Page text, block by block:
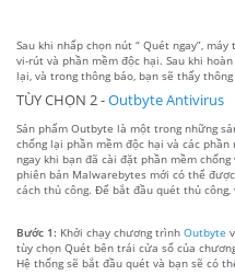
Sau khi nhấp chọn nút “ Quét ngay”,
vi-rút và phần mềm độc hại. Sau khi
lại, và trong thông báo, bạn sẽ thấy
TÙY CHỌN 2 -Outbyte Antivirus
Sản phẩm Outbyte là một trong những
chống lại phần mềm độc hại và các
ngay khi bạn đã cài đặt phần mềm
phiên bản Malwarebytes mới có thể
cách thủ công. Để bắt đầu quét thủ
Bước 1: Khởi chạy chương trình Outbyte
tùy chọn Quét bên trái cửa sổ của
Hệ thống sẽ bắt đầu quét và bạn sẽ có